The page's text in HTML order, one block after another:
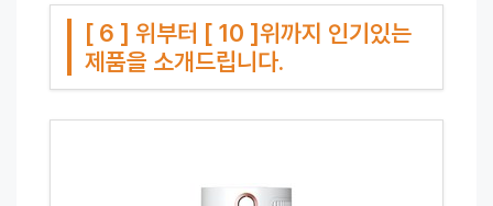
[ 6 ] 위부터 [ 10 ]위까지 인기있는
제품을 소개드립니다.